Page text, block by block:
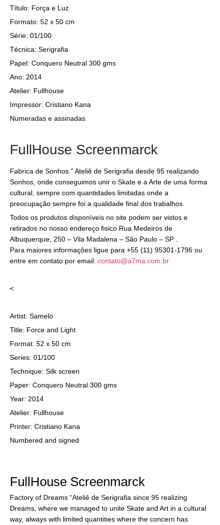
Título: Força e Luz
Formato: 52 x 50 cm
Série: 01/100
Técnica: Serigrafia
Papel: Conquero Neutral 300 gms
Ano: 2014
Atelier: Fullhouse
Impressor: Cristiano Kana
Numeradas e assinadas
FullHouse Screenmarck
Fabrica de Sonhos ” Ateliê de Serigrafia desde 95 realizando
Sonhos, onde conseguimos unir o Skate e a Arte de uma forma
cultural, sempre com quantidades limitadas onde a
preocupação sempre foi a qualidade final dos trabalhos.
Todos os produtos disponíveis no site podem ser vistos e
retirados no nosso endereço fisico Rua Medeiros de
Albuquerque, 250 – Vila Madalena – São Paulo – SP .
Para maiores informações ligue para +55 (11) 95301-1796 ou
entre em contato por email: contato@a7ma.com.br
<
Artist: Samelo
Title: Force and Light
Format: 52 x 50 cm
Series: 01/100
Technique: Silk screen
Paper: Conquero Neutral 300 gms
Year: 2014
Atelier: Fullhouse
Printer: Cristiano Kana
Numbered and signed
FullHouse Screenmarck
Factory of Dreams “Ateliê de Serigrafia since 95 realizing
Dreams, where we managed to unite Skate and Art in a cultural
way, always with limited quantities where the concern has